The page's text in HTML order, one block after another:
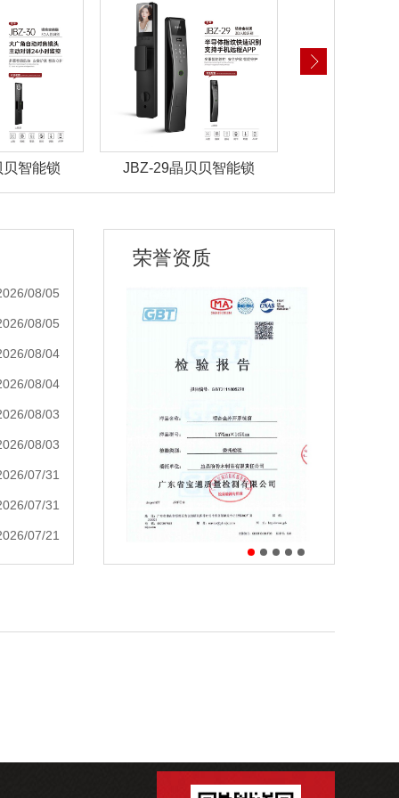
智能锁 JBZ-29晶贝贝智能锁
08/05
08/05
08/04
08/04
08/03
08/03
07/31
07/31
07/21
荣誉资质